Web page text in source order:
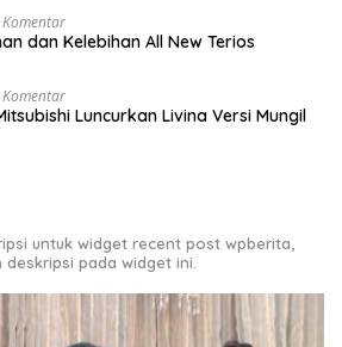
dan Kelebihan All New Terios
Luncurkan Livina Versi Mungil
untuk widget recent post wpberita,
deskripsi pada widget ini.